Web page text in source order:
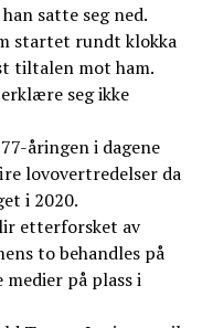
satte seg ned.
startet rundt klokka
tiltalen mot ham.
seg ikke
åringen i dagene
lovovertredelser da
i 2020.
etterforsket av
to behandles på
på plass i